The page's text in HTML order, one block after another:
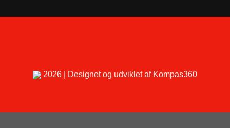
2026 | Designet og udviklet af Kompas360